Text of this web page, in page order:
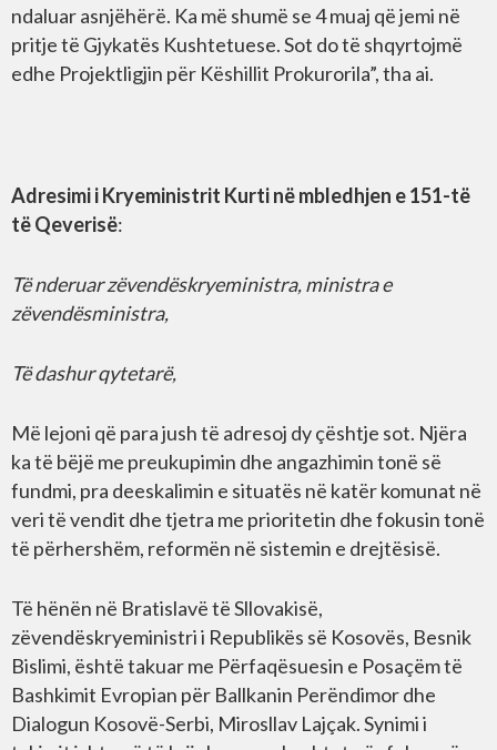
ndaluar asnjëhërë. Ka më shumë se 4 muaj që jemi në
pritje të Gjykatës Kushtetuese. Sot do të shqyrtojmë
edhe Projektligjin për Këshillit Prokurorila”, tha ai.
Adresimi i Kryeministrit Kurti në mbledhjen e 151-të
të Qeverisë:
Të nderuar zëvendëskryeministra, ministra e
zëvendësministra,
Të dashur qytetarë,
Më lejoni që para jush të adresoj dy çështje sot. Njëra
ka të bëjë me preukupimin dhe angazhimin tonë së
fundmi, pra deeskalimin e situatës në katër komunat në
veri të vendit dhe tjetra me prioritetin dhe fokusin tonë
të përhershëm, reformën në sistemin e drejtësisë.
Të hënën në Bratislavë të Sllovakisë,
zëvendëskryeministri i Republikës së Kosovës, Besnik
Bislimi, është takuar me Përfaqësuesin e Posaçëm të
Bashkimit Evropian për Ballkanin Perëndimor dhe
Dialogun Kosovë-Serbi, Mirosllav Lajçak. Synimi i